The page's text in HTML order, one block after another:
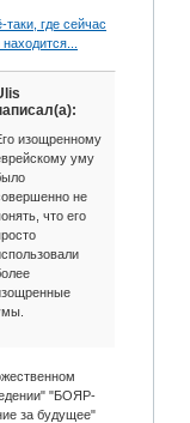
таки, где сейчас
изощренному
уму
не
что его
"БОЯР-
за будущее"